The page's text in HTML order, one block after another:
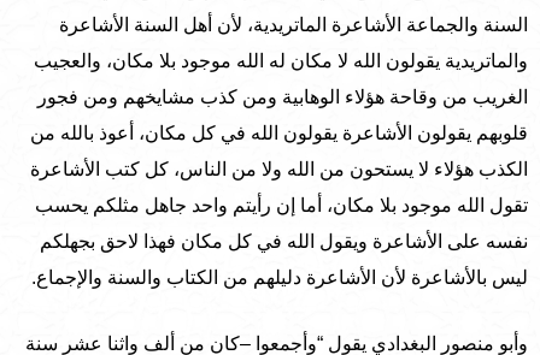
السنة والجماعة الأشاعرة الماتريدية، لأن أهل السنة الأشاعرة
والماتريدية يقولون الله لا مكان له الله موجود بلا مكان، والعجيب
الغريب من وقاحة هؤلاء الوهابية ومن كذب مشايخهم ومن فجور
قلوبهم يقولون الأشاعرة يقولون الله في كل مكان، أعوذ بالله من
الكذب هؤلاء لا يستحون من الله ولا من الناس، كل كتب الأشاعرة
تقول الله موجود بلا مكان، أما إن رأيتم واحد جاهل مثلكم يحسب
نفسه على الأشاعرة ويقول الله في كل مكان فهذا لاحق بجهلكم
ليس بالأشاعرة لأن الأشاعرة دليلهم من الكتاب والسنة والإجماع.
وأبو منصور البغدادي يقول “وأجمعوا –كان من ألف واثنا عشر سنة